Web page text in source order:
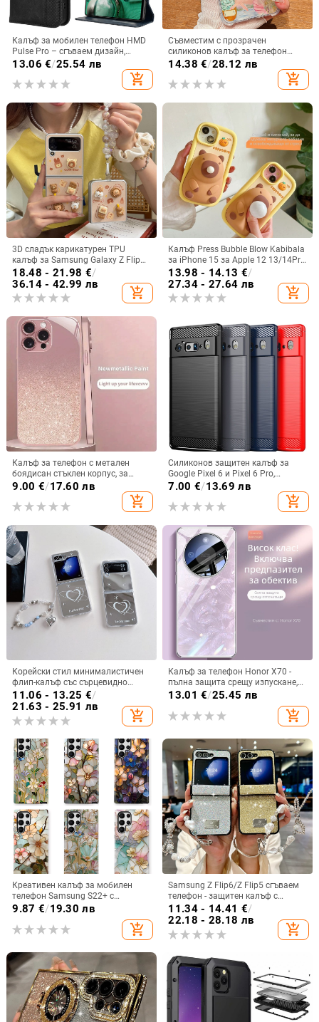
Калъф за мобилен телефон HMD
Pulse Pro – сгъваем дизайн,
магнитно задържане, джоб за
карти, TPU кожа, удароустойчив
13.06 €/25.54 лв
add_shopping_cart
Съвместим с прозрачен
силиконов калъф за телефон
Samsung S25 Ultra,
персонализиран рисуван дизайн
за S24 FE и защитен калъф A55
14.38 €/28.12 лв
add_shopping_cart
3D сладък карикатурен TPU
калъф за Samsung Galaxy Z Flip
6/3/4, защита срещу изпускане,
корейски стил
18.48 - 21.98 €/
36.14 - 42.99 лв
add_shopping_cart
Калъф Press Bubble Blow Kabibala
за iPhone 15 за Apple 12 13/14Pro
Max, устойчив на изпускане 11
13.98 - 14.13 €/
27.34 - 27.64 лв
add_shopping_cart
Калъф за телефон с метален
боядисан стъклен корпус, за
iPhone 11–14 Pro Max,
9.00 €/17.60 лв
add_shopping_cart
Силиконов защитен калъф за
Google Pixel 6 и Pixel 6 Pro,
съвместим с Pixel 7a, пълна
7.00 €/13.69 лв
add_shopping_cart
Корейски стил минималистичен
флип-калъф със сърцевидно
огледало за Samsung Galaxy Z
Flip 3/4/5
11.06 - 13.25 €/
21.63 - 25.91 лв
add_shopping_cart
Калъф за телефон Honor X70 -
пълна защита срещу изпускане,
закалено стъкло, модел Аурора
13.01 €/25.45 лв
add_shopping_cart
Креативен калъф за мобилен
телефон Samsung S22+ с
остъклено цвете, защита от
падане, Ultra Film Case за Apple
13
9.87 €/19.30 лв
add_shopping_cart
Samsung Z Flip6/Z Flip5 сгъваем
телефон - защитен калъф с
блестяща гривна
11.34 - 14.41 €/
22.18 - 28.18 лв
add_shopping_cart